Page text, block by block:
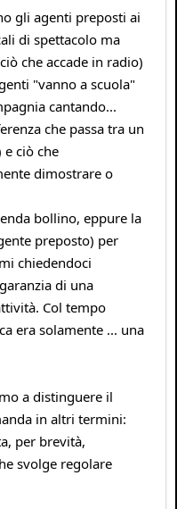
gli agenti preposti ai
di spettacolo ma
che accade in radio)
"vanno a scuola"
cantando...
che passa tra un
ciò che
dimostrare o
bollino, eppure la
preposto) per
chiedendoci
di una
Col tempo
era solamente ... una
a distinguere il
in altri termini:
per brevità,
svolge regolare